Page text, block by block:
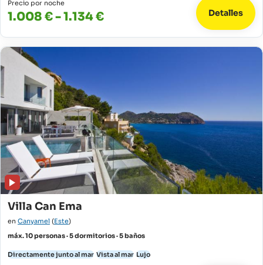
Precio por noche
1.008 € - 1.134 € Detalles
Villa Can Ema
en Canyamel (Este)
máx. 10 personas · 5 dormitorios · 5 baños
Directamente junto al mar Vista al mar Lujo